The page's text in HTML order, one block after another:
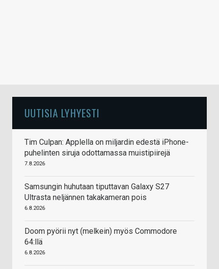
UUTISIA LYHYESTI
Tim Culpan: Applella on miljardin edestä iPhone-
puhelinten siruja odottamassa muistipiirejä
7.8.2026
Samsungin huhutaan tiputtavan Galaxy S27
Ultrasta neljännen takakameran pois
6.8.2026
Doom pyörii nyt (melkein) myös Commodore
64:llä
6.8.2026